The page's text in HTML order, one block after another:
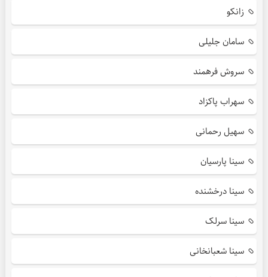
زانکو
سامان جلیلی
سروش فرهمند
سهراب پاکزاد
سهیل رحمانی
سینا پارسیان
سینا درخشنده
سینا سرلک
سینا شعبانخانی